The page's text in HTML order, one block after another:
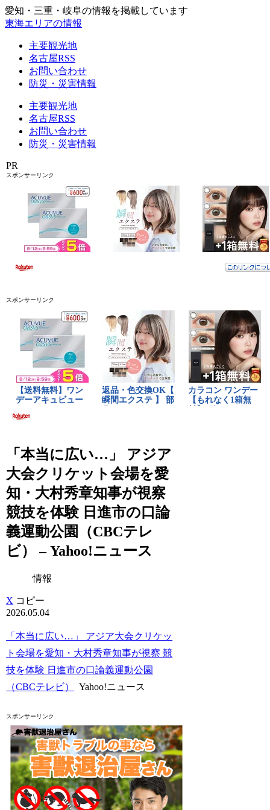
愛知・三重・岐阜の情報を掲載しています
東海エリアの情報
主要観光地
名古屋RSS
お問い合わせ
防災・災害情報
主要観光地
名古屋RSS
お問い合わせ
防災・災害情報
PR
スポンサーリンク
スポンサーリンク
「本当に広い…」 アジア
大会クリケット会場を愛
知・大村秀章知事が視察
競技を体験 日進市の口論
義運動公園（CBCテレ
ビ） – Yahoo!ニュース
情報
X コピー
2026.05.04
「本当に広い…」 アジア大会クリケッ
ト会場を愛知・大村秀章知事が視察 競
技を体験 日進市の口論義運動公園
（CBCテレビ）
Yahoo!ニュース
スポンサーリンク